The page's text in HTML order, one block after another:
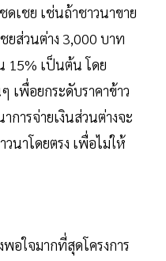
ดเชย เช่นถ้าชาวนาขาย
ยส่วนต่าง 3,000 บาท
15% เป็นต้น โดย
เพื่อยกระดับราคาข้าว
ารจ่ายเงินส่วนต่างจะ
นาโดยตรง เพื่อไม่ให้
อใจมากที่สุดโครงการ